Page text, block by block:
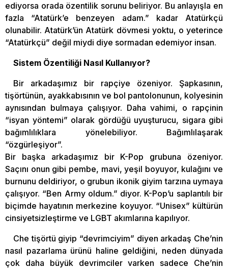
ediyorsa orada özentilik sorunu beliriyor. Bu anlayışla en
fazla “Atatürk’e benzeyen adam.” kadar Atatürkçü
olunabilir. Atatürk’ün Atatürk dövmesi yoktu, o yeterince
“Atatürkçü” değil miydi diye sormadan edemiyor insan.
Sistem Özentiliği Nasıl Kullanıyor?
Bir arkadaşımız bir rapçiye özeniyor. Şapkasının,
tişörtünün, ayakkabısının ve bol pantolonunun, kolyesinin
aynısından bulmaya çalışıyor. Daha vahimi, o rapçinin
“isyan yöntemi” olarak gördüğü uyuşturucu, sigara gibi
bağımlılıklara yönelebiliyor. Bağımlılaşarak
“özgürleşiyor”.
Bir başka arkadaşımız bir K-Pop grubuna özeniyor.
Saçını onun gibi pembe, mavi, yeşil boyuyor, kulağını ve
burnunu deldiriyor, o grubun ikonik giyim tarzına uymaya
çalışıyor. “Ben Army oldum.” diyor. K-Pop’u saplantılı bir
biçimde hayatının merkezine koyuyor. “Unisex” kültürün
cinsiyetsizleştirme ve LGBT akımlarına kapılıyor.
Che tişörtü giyip “devrimciyim” diyen arkadaş Che’nin
nasıl pazarlama ürünü haline geldiğini, neden dünyada
çok daha büyük devrimciler varken sadece Che’nin